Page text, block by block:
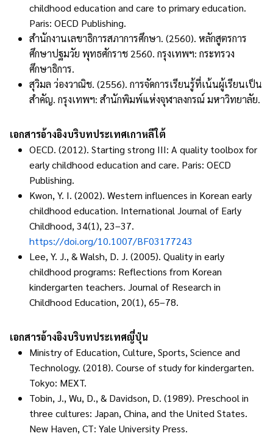
childhood education and care to primary education.
Paris: OECD Publishing.
สำนักงานเลขาธิการสภาการศึกษา. (2560). หลักสูตรการ
ศึกษาปฐมวัย พุทธศักราช 2560. กรุงเทพฯ: กระทรวง
ศึกษาธิการ.
สุวิมล ว่องวาณิช. (2556). การจัดการเรียนรู้ที่เน้นผู้เรียนเป็น
สำคัญ. กรุงเทพฯ: สำนักพิมพ์แห่งจุฬาลงกรณ์ มหาวิทยาลัย.
เอกสารอ้างอิงบริบทประเทศเกาหลีใต้
OECD. (2012). Starting strong III: A quality toolbox for
early childhood education and care. Paris: OECD
Publishing.
Kwon, Y. I. (2002). Western influences in Korean early
childhood education. International Journal of Early
Childhood, 34(1), 23–37.
https://doi.org/10.1007/BF03177243
Lee, Y. J., & Walsh, D. J. (2005). Quality in early
childhood programs: Reflections from Korean
kindergarten teachers. Journal of Research in
Childhood Education, 20(1), 65–78.
เอกสารอ้างอิงบริบทประเทศญี่ปุ่น
Ministry of Education, Culture, Sports, Science and
Technology. (2018). Course of study for kindergarten.
Tokyo: MEXT.
Tobin, J., Wu, D., & Davidson, D. (1989). Preschool in
three cultures: Japan, China, and the United States.
New Haven, CT: Yale University Press.